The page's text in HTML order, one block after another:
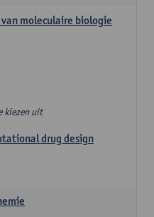
moleculaire biologie
kiezen uit
drug design